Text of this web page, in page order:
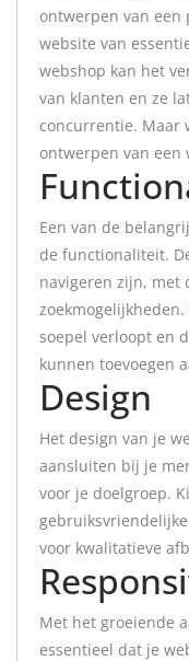
ontwerpen van een
website van
webshop kan het
van klanten en ze
concurrentie. Maar
ontwerpen van een
Een van de
de functionaliteit.
navigeren zijn, met
soepel verloopt en
kunnen toevoegen
Design
Het design van je
aansluiten bij je
voor je doelgroep.
voor kwalitatieve
Met het groeiende
essentieel dat je